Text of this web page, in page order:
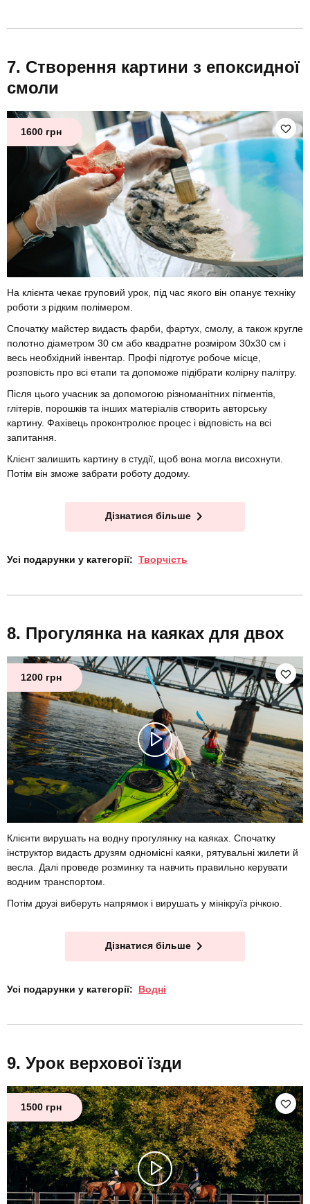
Створення картини з епоксидної
смоли
1600 грн
На клієнта чекає груповий урок, під час якого він опанує техніку
роботи з рідким полімером.
Спочатку майстер видасть фарби, фартух, смолу, а також кругле
полотно діаметром 30 см або квадратне розміром 30х30 см і
весь необхідний інвентар. Профі підготує робоче місце,
розповість про всі етапи та допоможе підібрати колірну палітру.
Після цього учасник за допомогою різноманітних пігментів,
глітерів, порошків та інших матеріалів створить авторську
картину. Фахівець проконтролює процес і відповість на всі
запитання.
Клієнт залишить картину в студії, щоб вона могла висохнути.
Потім він зможе забрати роботу додому.
Дізнатися більше
Усі подарунки у категорії: Творчість
Прогулянка на каяках для двох
1200 грн
Клієнти вирушать на водну прогулянку на каяках. Спочатку
інструктор видасть друзям одномісні каяки, рятувальні жилети й
весла. Далі проведе розминку та навчить правильно керувати
водним транспортом.
Потім друзі виберуть напрямок і вирушать у мінікруїз річкою.
Дізнатися більше
Усі подарунки у категорії: Водні
Урок верхової їзди
1500 грн